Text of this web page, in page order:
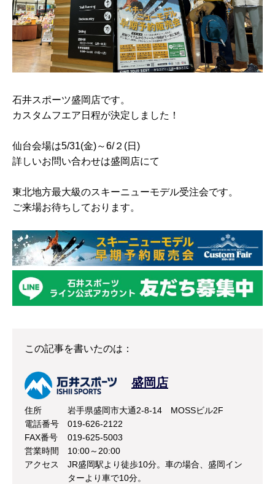
石井スポーツ盛岡店です。
カスタムフエア日程が決定しました！
仙台会場は5/31(金)～6/２(日)
詳しいお問い合わせは盛岡店にて
東北地方最大級のスキーニューモデル受注会です。
ご来場お待ちしております。
この記事を書いたのは：
盛岡店
住所
岩手県盛岡市大通2-8-14 MOSSビル2F
電話番号
019-626-2122
FAX番号
019-625-5003
営業時間
10:00～20:00
アクセス
JR盛岡駅より徒歩10分。車の場合、盛岡イン
ターより車で10分。